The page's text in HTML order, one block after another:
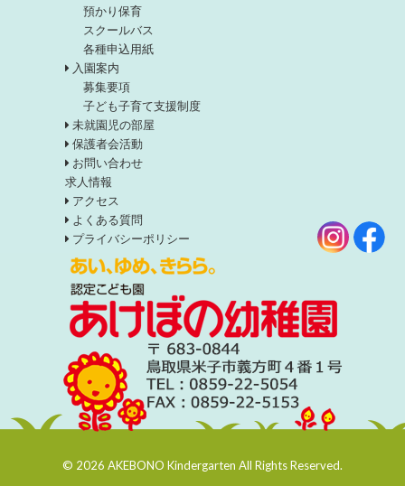
預かり保育
スクールバス
各種申込用紙
入園案内
募集要項
子ども子育て支援制度
未就園児の部屋
保護者会活動
お問い合わせ
求人情報
アクセス
よくある質問
プライバシーポリシー
© 2026 AKEBONO Kindergarten All Rights Reserved.